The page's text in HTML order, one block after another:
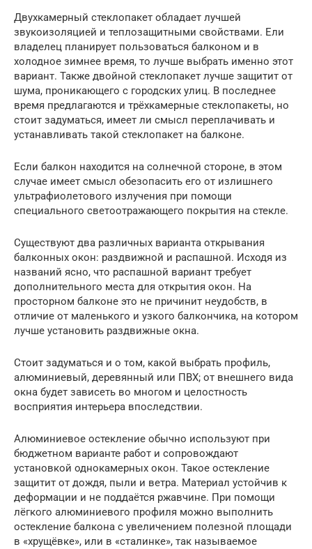
Двухкамерный стеклопакет обладает лучшей
звукоизоляцией и теплозащитными свойствами. Ели
владелец планирует пользоваться балконом и в
холодное зимнее время, то лучше выбрать именно этот
вариант. Также двойной стеклопакет лучше защитит от
шума, проникающего с городских улиц. В последнее
время предлагаются и трёхкамерные стеклопакеты, но
стоит задуматься, имеет ли смысл переплачивать и
устанавливать такой стеклопакет на балконе.
Если балкон находится на солнечной стороне, в этом
случае имеет смысл обезопасить его от излишнего
ультрафиолетового излучения при помощи
специального светоотражающего покрытия на стекле.
Существуют два различных варианта открывания
балконных окон: раздвижной и распашной. Исходя из
названий ясно, что распашной вариант требует
дополнительного места для открытия окон. На
просторном балконе это не причинит неудобств, в
отличие от маленького и узкого балкончика, на котором
лучше установить раздвижные окна.
Стоит задуматься и о том, какой выбрать профиль,
алюминиевый, деревянный или ПВХ; от внешнего вида
окна будет зависеть во многом и целостность
восприятия интерьера впоследствии.
Алюминиевое остекление обычно используют при
бюджетном варианте работ и сопровождают
установкой однокамерных окон. Такое остекление
защитит от дождя, пыли и ветра. Материал устойчив к
деформации и не поддаётся ржавчине. При помощи
лёгкого алюминиевого профиля можно выполнить
остекление балкона с увеличением полезной площади
в «хрущёвке», или в «сталинке», так называемое